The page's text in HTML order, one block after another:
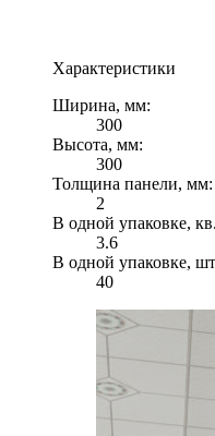
Характеристики
Ширина, мм:
300
Высота, мм:
300
Толщина панели, мм:
2
В одной упаковке,
3.6
В одной упаковке,
40